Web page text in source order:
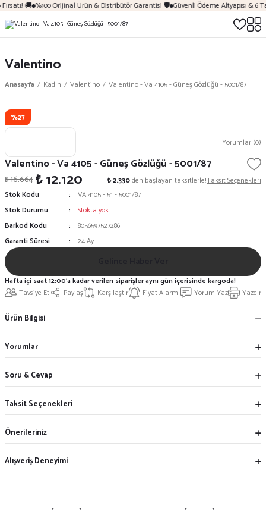
🚚 %100 Orijinal Ürün & Distribütör Garantisi 🛡️ Güvenli Ödeme Altyapısı & 6
Valentino
Anasayfa Kadın Valentino Valentino - Va 4105 - Güneş Gözlüğü - 5001/87
%27
Yorumlar (0)
Valentino - Va 4105 - Güneş Gözlüğü - 5001/87
₺ 16.664₺ 12.120 ₺ 2.330den başlayan taksitlerle!Taksit Seçenekleri
Stok Kodu
VA 4105 - 51 - 5001/87
Stok Durumu
Stokta yok
Barkod Kodu
8056597527286
Garanti Süresi
24 Ay
Tavsiye Et Paylaş Karşılaştır Fiyat Alarmı Yorum Yaz Yazdır
Hafta içi saat 12:00'a kadar verilen siparişler aynı gün içerisinde kargoda!
Ürün Bilgisi
Yorumlar
Soru & Cevap
Taksit Seçenekleri
Önerileriniz
Alışveriş Deneyimi